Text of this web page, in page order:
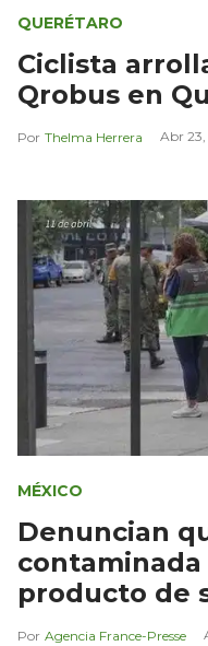
QUERÉTARO
Ciclista
Qrobus en
Thelma Herrera Abr
MÉXICO
Denuncian
contaminada
producto de
Agencia France-Presse